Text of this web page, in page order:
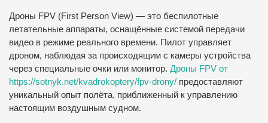
Дроны FPV (First Person View) — это беспилотные
летательные аппараты, оснащённые системой передачи
видео в режиме реального времени. Пилот управляет
дроном, наблюдая за происходящим с камеры устройства
через специальные очки или монитор. Дроны FPV от
https://sotnyk.net/kvadrokoptery/fpv-drony/ предоставляют
уникальный опыт полёта, приближенный к управлению
настоящим воздушным судном.